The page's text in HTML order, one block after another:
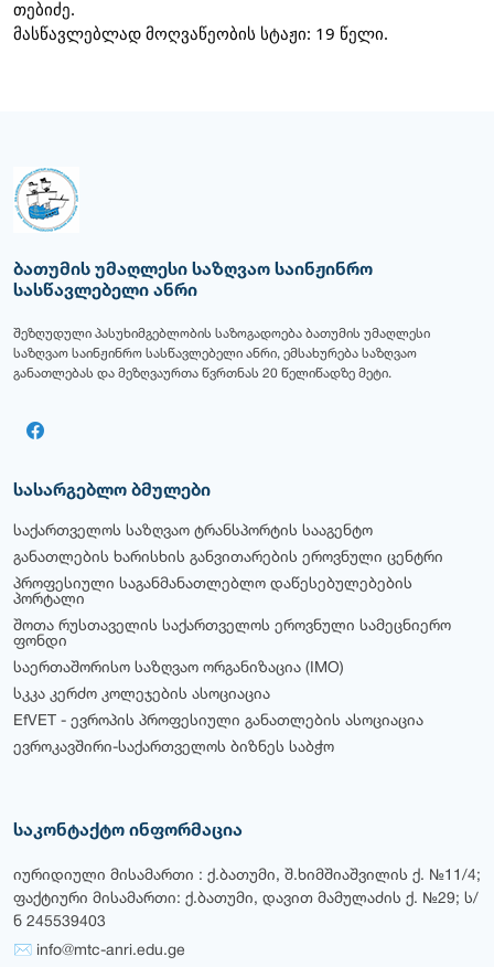
თებიძე.
მასწავლებლად მოღვაწეობის სტაჟი: 19 წელი.
ბათუმის უმაღლესი საზღვაო საინჟინრო
სასწავლებელი ანრი
შეზღუდული პასუხიმგებლობის საზოგადოება ბათუმის უმაღლესი
საზღვაო საინჟინრო სასწავლებელი ანრი, ემსახურება საზღვაო
განათლებას და მეზღვაურთა წვრთნას 20 წელიწადზე მეტი.
სასარგებლო ბმულები
საქართველოს საზღვაო ტრანსპორტის სააგენტო
განათლების ხარისხის განვითარების ეროვნული ცენტრი
პროფესიული საგანმანათლებლო დაწესებულებების
პორტალი
შოთა რუსთაველის საქართველოს ეროვნული სამეცნიერო
ფონდი
საერთაშორისო საზღვაო ორგანიზაცია (IMO)
სკკა კერძო კოლეჯების ასოციაცია
EfVET - ევროპის პროფესიული განათლების ასოციაცია
ევროკავშირი-საქართველოს ბიზნეს საბჭო
საკონტაქტო ინფორმაცია
იურიდიული მისამართი : ქ.ბათუმი, შ.ხიმშიაშვილის ქ. №11/4;
ფაქტიური მისამართი: ქ.ბათუმი, დავით მამულაძის ქ. №29; ს/
ნ 245539403
✉ info@mtc-anri.edu.ge